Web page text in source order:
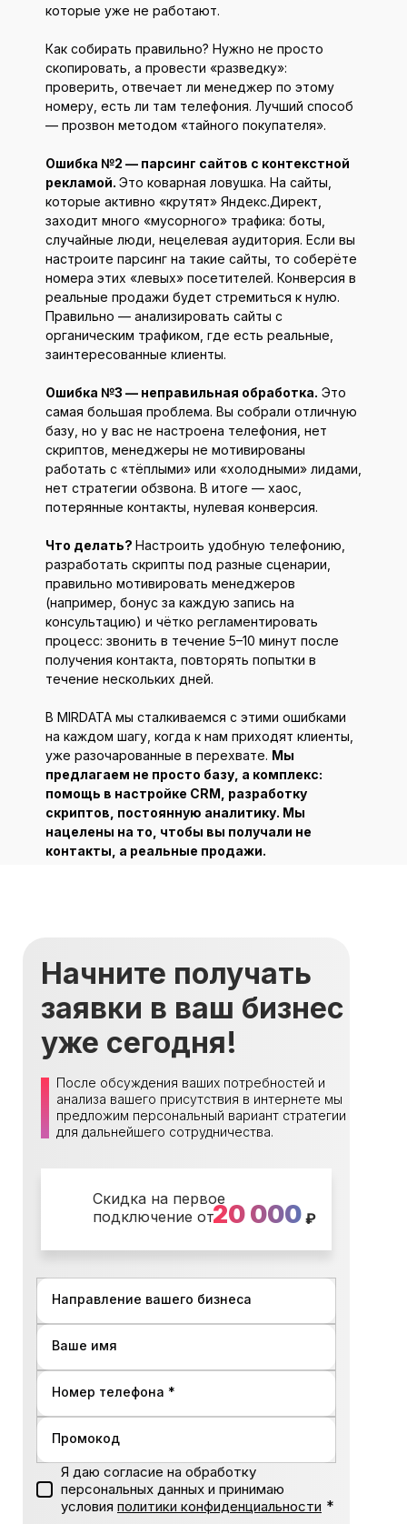
которые уже не работают.
Как собирать правильно? Нужно не просто
скопировать, а провести «разведку»:
проверить, отвечает ли менеджер по этому
номеру, есть ли там телефония. Лучший способ
— прозвон методом «тайного покупателя».
Ошибка №2 — парсинг сайтов с контекстной
рекламой. Это коварная ловушка. На сайты,
которые активно «крутят» Яндекс.Директ,
заходит много «мусорного» трафика: боты,
случайные люди, нецелевая аудитория. Если вы
настроите парсинг на такие сайты, то соберёте
номера этих «левых» посетителей. Конверсия в
реальные продажи будет стремиться к нулю.
Правильно — анализировать сайты с
органическим трафиком, где есть реальные,
заинтересованные клиенты.
Ошибка №3 — неправильная обработка. Это
самая большая проблема. Вы собрали отличную
базу, но у вас не настроена телефония, нет
скриптов, менеджеры не мотивированы
работать с «тёплыми» или «холодными» лидами,
нет стратегии обзвона. В итоге — хаос,
потерянные контакты, нулевая конверсия.
Что делать? Настроить удобную телефонию,
разработать скрипты под разные сценарии,
правильно мотивировать менеджеров
(например, бонус за каждую запись на
консультацию) и чётко регламентировать
процесс: звонить в течение 5–10 минут после
получения контакта, повторять попытки в
течение нескольких дней.
В MIRDATA мы сталкиваемся с этими ошибками
на каждом шагу, когда к нам приходят клиенты,
уже разочарованные в перехвате. Мы
предлагаем не просто базу, а комплекс:
помощь в настройке CRM, разработку
скриптов, постоянную аналитику. Мы
нацелены на то, чтобы вы получали не
контакты, а реальные продажи.
₽
20 000
Скидка на первое
подключение от
Направление вашего бизнеса
Ваше имя
Номер телефона *
Промокод
Я даю согласие на обработку
персональных данных и принимаю
условия политики конфиденциальности *
После обсуждения ваших потребностей и
анализа вашего присутствия в интернете мы
предложим персональный вариант стратегии
для дальнейшего сотрудничества.
Начните получать
заявки в ваш бизнес
уже сегодня!